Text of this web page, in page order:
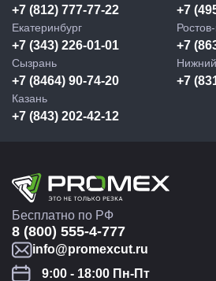
+7 (812) 777-77-22 +7
Екатеринбург
+7 (343) 226-01-01 +7
Сызрань
+7 (8464) 90-74-20 +7
Казань
+7 (843) 202-42-12
Бесплатно по РФ
8 (800) 555-4-777
info@promexcut.ru
9:00 - 18:00 Пн-Пт